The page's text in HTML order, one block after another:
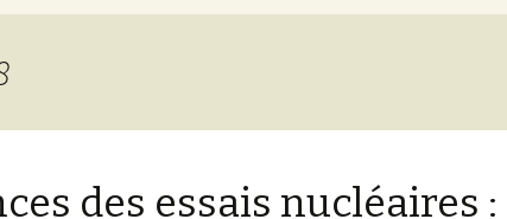
des essais nucléaires :